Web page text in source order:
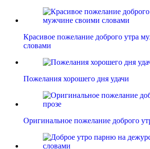
Красивое пожелание доброго утра
словами
Пожелания хорошего дня удачи
Оригинальное пожелание доброго